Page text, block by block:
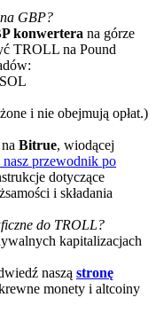
USDT prize pool!
GBP?
konwertera na górze
TROLL na Pound
i nie obejmują opłat.)
Bitrue, wiodącej
przewodnik po
dotyczące
i składania
do TROLL?
kapitalizacjach
naszą stronę
monety i altcoiny